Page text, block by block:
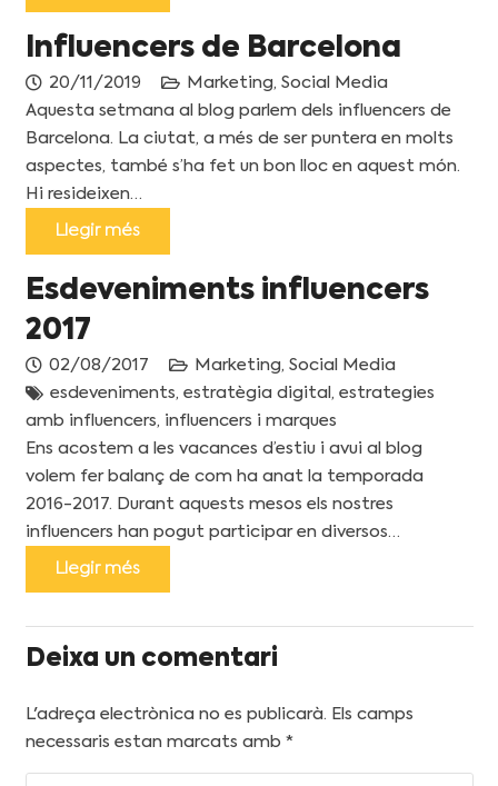
Influencers de Barcelona
20/11/2019 Marketing, Social Media
Aquesta setmana al blog parlem dels influencers de
Barcelona. La ciutat, a més de ser puntera en molts
aspectes, també s’ha fet un bon lloc en aquest món.
Hi resideixen…
Llegir més
Esdeveniments influencers
2017
02/08/2017 Marketing, Social Media
esdeveniments, estratègia digital , estrategies
amb influencers, influencers i marques
Ens acostem a les vacances d’estiu i avui al blog
volem fer balanç de com ha anat la temporada
2016-2017. Durant aquests mesos els nostres
influencers han pogut participar en diversos…
Llegir més
Deixa un comentari
L'adreça electrònica no es publicarà. Els camps
necessaris estan marcats amb *